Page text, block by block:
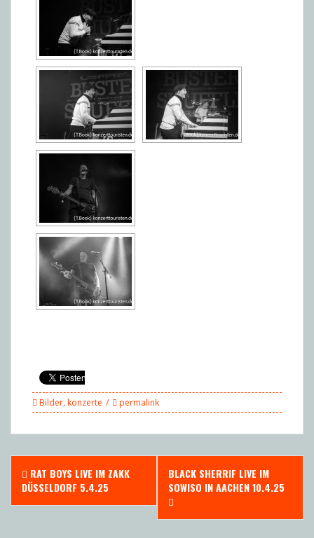
Bilder,konzerte permalink
Post
navigation
RAT BOYS LIVE IM ZAKK
DÜSSELDORF 5.4.25
BLACK SHERRIF LIVE IM
SOWISO IN AACHEN 10.4.25